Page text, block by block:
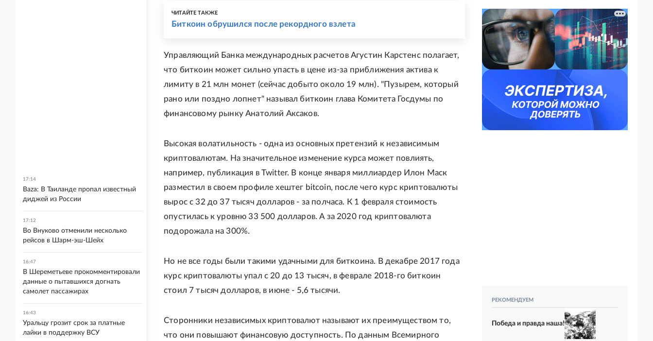
ЧИТАЙТЕ ТАКЖЕ
Биткоин обрушился после рекордного взлета
Управляющий Банка международных расчетов Агустин Карстенс полагает,
что биткоин может сильно упасть в цене из-за приближения актива к
лимиту в 21 млн монет (сейчас добыто около 19 млн). "Пузырем, который
рано или поздно лопнет" называл биткоин глава Комитета Госдумы по
финансовому рынку Анатолий Аксаков.
Высокая волатильность - одна из основных претензий к независимым
криптовалютам. На значительное изменение курса может повлиять,
например, публикация в Twitter. В конце января миллиардер Илон Маск
разместил в своем профиле хештег bitcoin, после чего курс криптовалюты
вырос с 32 до 37 тысяч долларов - за полчаса. К 1 февраля стоимость
опустилась к уровню 33 500 долларов. А за 2020 год криптовалюта
подорожала на 300%.
Но не все годы были такими удачными для биткоина. В декабре 2017 года
курс криптовалюты упал с 20 до 13 тысяч, в феврале 2018-го биткоин
стоил 7 тысяч долларов, в июне - 5,6 тысячи.
Сторонники независимых криптовалют называют их преимуществом то,
что они повышают финансовую доступность. По данным Всемирного
РЕКОМЕНДУЕМ
Победа и правда наша!
17:14
Baza: В Таиланде пропал известный
диджей из России
17:12
Во Внуково отменили несколько
рейсов в Шарм-эш-Шейх
16:47
В Шереметьеве прокомментировали
данные о пытавшихся догнать
самолет пассажирах
16:43
Уральцу грозит срок за платные
лайки в поддержку ВСУ